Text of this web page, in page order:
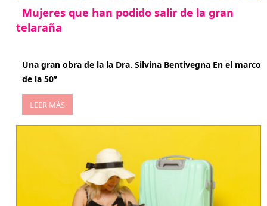
Mujeres que han podido salir de la gran
telaraña
Una gran obra de la la Dra. Silvina Bentivegna En el marco
de la 50°
LEER MÁS